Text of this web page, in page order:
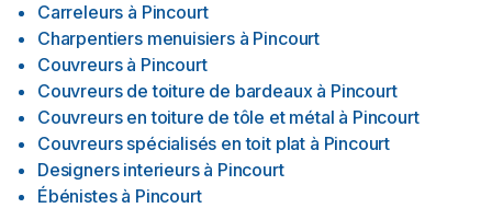
Carreleurs à Pincourt
Charpentiers menuisiers à Pincourt
Couvreurs à Pincourt
Couvreurs de toiture de bardeaux à Pincourt
Couvreurs en toiture de tôle et métal à Pincourt
Couvreurs spécialisés en toit plat à Pincourt
Designers interieurs à Pincourt
Ébénistes à Pincourt